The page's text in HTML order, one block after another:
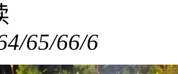
4/65/66/6